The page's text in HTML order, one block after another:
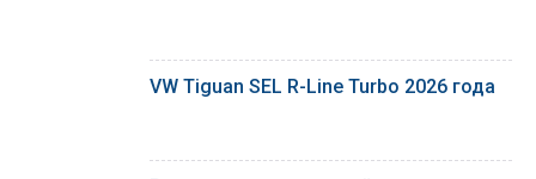
VW Tiguan SEL R-Line Turbo 2026 года